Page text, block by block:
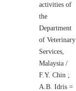
activities of
the
Department
of Veterinary
Services,
Malaysia /
F.Y. Chin ;
A.B. Idris =